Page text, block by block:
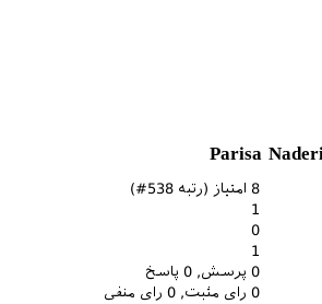
8 امتیاز (رتبه538
#)
1
0
1
0 پرسش,0 پاسخ
0 رای مثبت,0 رای منفی